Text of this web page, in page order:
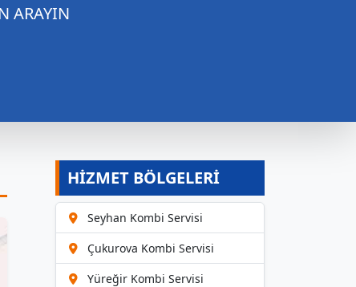
ARAYIN
HİZMET BÖLGELERİ
Seyhan Kombi Servisi
Çukurova Kombi Servisi
Yüreğir Kombi Servisi